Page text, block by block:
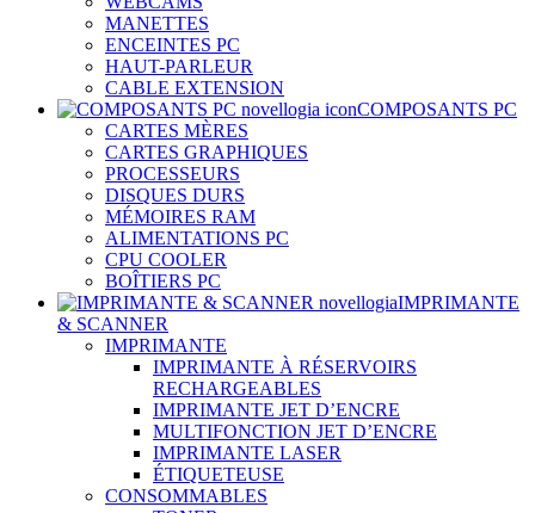
MANETTES
ENCEINTES PC
HAUT-PARLEUR
CABLE EXTENSION
COMPOSANTS PC
CARTES MÈRES
CARTES GRAPHIQUES
PROCESSEURS
DISQUES DURS
MÉMOIRES RAM
ALIMENTATIONS PC
CPU COOLER
BOÎTIERS PC
IMPRIMANTE
& SCANNER
IMPRIMANTE
IMPRIMANTE À RÉSERVOIRS
RECHARGEABLES
IMPRIMANTE JET D’ENCRE
MULTIFONCTION JET D’ENCRE
IMPRIMANTE LASER
ÉTIQUETEUSE
CONSOMMABLES